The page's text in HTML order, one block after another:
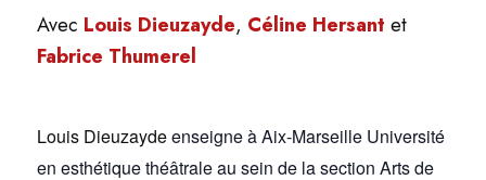
Avec Louis Dieuzayde, Céline Hersant et
Fabrice Thumerel
Louis Dieuzaydeenseigne à Aix-Marseille Université
en esthétique théâtrale au sein de la section Arts de